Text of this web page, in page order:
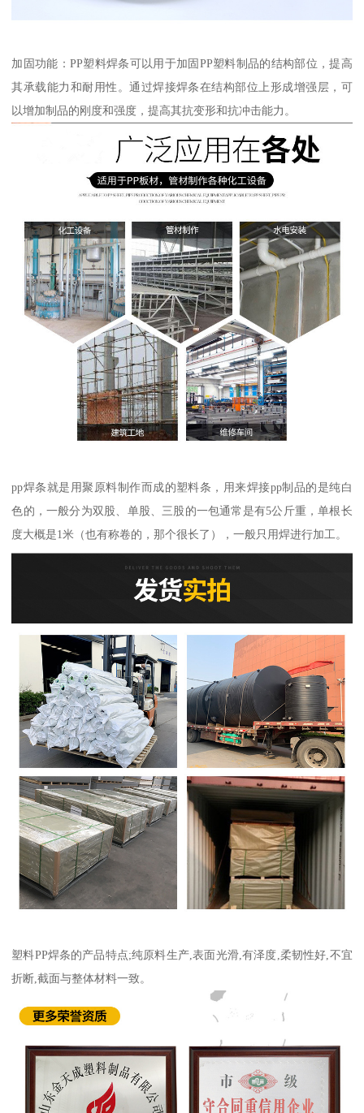
加固功能：PP塑料焊条可以用于加固PP塑料制品的结构部位，提高
其承载能力和耐用性。通过焊接焊条在结构部位上形成增强层，可
以增加制品的刚度和强度，提高其抗变形和抗冲击能力。
pp焊条就是用聚原料制作而成的塑料条，用来焊接pp制品的是纯白
色的，一般分为双股、单股、三股的一包通常是有5公斤重，单根长
度大概是1米（也有称卷的，那个很长了），一般只用焊进行加工。
塑料PP焊条的产品特点;纯原料生产,表面光滑,有泽度,柔韧性好,不宜
折断,截面与整体材料一致。